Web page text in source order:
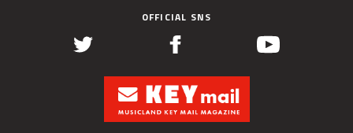
OFFICIAL SNS